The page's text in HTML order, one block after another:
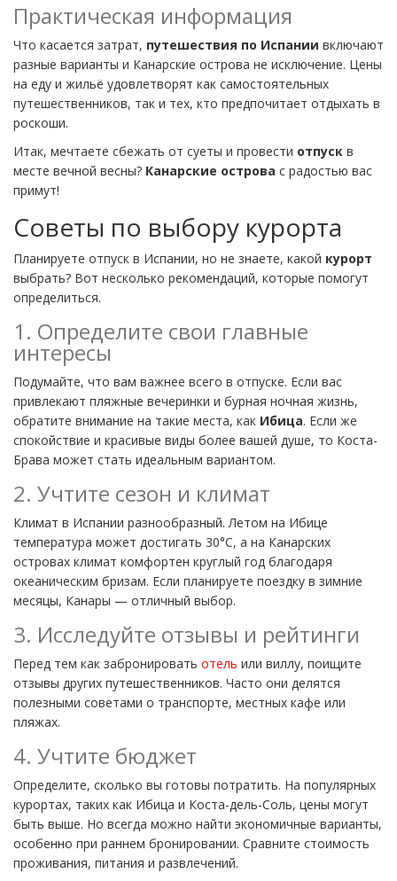
Практическая информация
Что касается затрат, путешествия по Испании включают
разные варианты и Канарские острова не исключение. Цены
на еду и жильё удовлетворят как самостоятельных
путешественников, так и тех, кто предпочитает отдыхать в
роскоши.
Итак, мечтаете сбежать от суеты и провести отпуск в
месте вечной весны? Канарские острова с радостью вас
примут!
Советы по выбору курорта
Планируете отпуск в Испании, но не знаете, какой курорт
выбрать? Вот несколько рекомендаций, которые помогут
определиться.
1. Определите свои главные
интересы
Подумайте, что вам важнее всего в отпуске. Если вас
привлекают пляжные вечеринки и бурная ночная жизнь,
обратите внимание на такие места, как Ибица. Если же
спокойствие и красивые виды более вашей душе, то Коста-
Брава может стать идеальным вариантом.
2. Учтите сезон и климат
Климат в Испании разнообразный. Летом на Ибице
температура может достигать 30°C, а на Канарских
островах климат комфортен круглый год благодаря
океаническим бризам. Если планируете поездку в зимние
месяцы, Канары — отличный выбор.
3. Исследуйте отзывы и рейтинги
Перед тем как забронировать отель или виллу, поищите
отзывы других путешественников. Часто они делятся
полезными советами о транспорте, местных кафе или
пляжах.
4. Учтите бюджет
Определите, сколько вы готовы потратить. На популярных
курортах, таких как Ибица и Коста-дель-Соль, цены могут
быть выше. Но всегда можно найти экономичные варианты,
особенно при раннем бронировании. Сравните стоимость
проживания, питания и развлечений.